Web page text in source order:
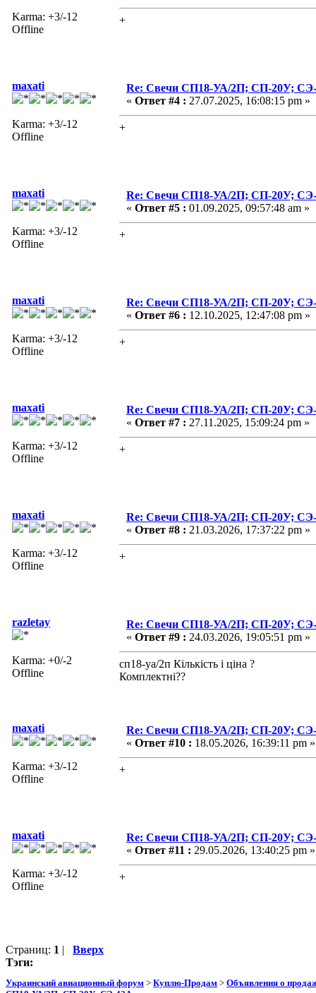
Karma: +3/-12
Offline
+
maxati
Karma: +3/-12
Offline
Re: Свечи СП18-УА/2П; СП-20У;
« Ответ #4 : 27.07.2025, 16:08:15 pm »
+
maxati
Karma: +3/-12
Offline
Re: Свечи СП18-УА/2П; СП-20У;
« Ответ #5 : 01.09.2025, 09:57:48 am »
+
maxati
Karma: +3/-12
Offline
Re: Свечи СП18-УА/2П; СП-20У;
« Ответ #6 : 12.10.2025, 12:47:08 pm »
+
maxati
Karma: +3/-12
Offline
Re: Свечи СП18-УА/2П; СП-20У;
« Ответ #7 : 27.11.2025, 15:09:24 pm »
+
maxati
Karma: +3/-12
Offline
Re: Свечи СП18-УА/2П; СП-20У;
« Ответ #8 : 21.03.2026, 17:37:22 pm »
+
razletay
Karma: +0/-2
Offline
Re: Свечи СП18-УА/2П; СП-20У;
« Ответ #9 : 24.03.2026, 19:05:51 pm »
сп18-уа/2п Кількість і ціна ?
Комплектні??
maxati
Karma: +3/-12
Offline
Re: Свечи СП18-УА/2П; СП-20У;
« Ответ #10 : 18.05.2026, 16:39:11 pm »
+
maxati
Karma: +3/-12
Offline
Re: Свечи СП18-УА/2П; СП-20У;
« Ответ #11 : 29.05.2026, 13:40:25 pm »
+
Страниц: 1 | Вверх
Тэги:
Украинский авиационный форум > Куплю-Продам > Объявления о